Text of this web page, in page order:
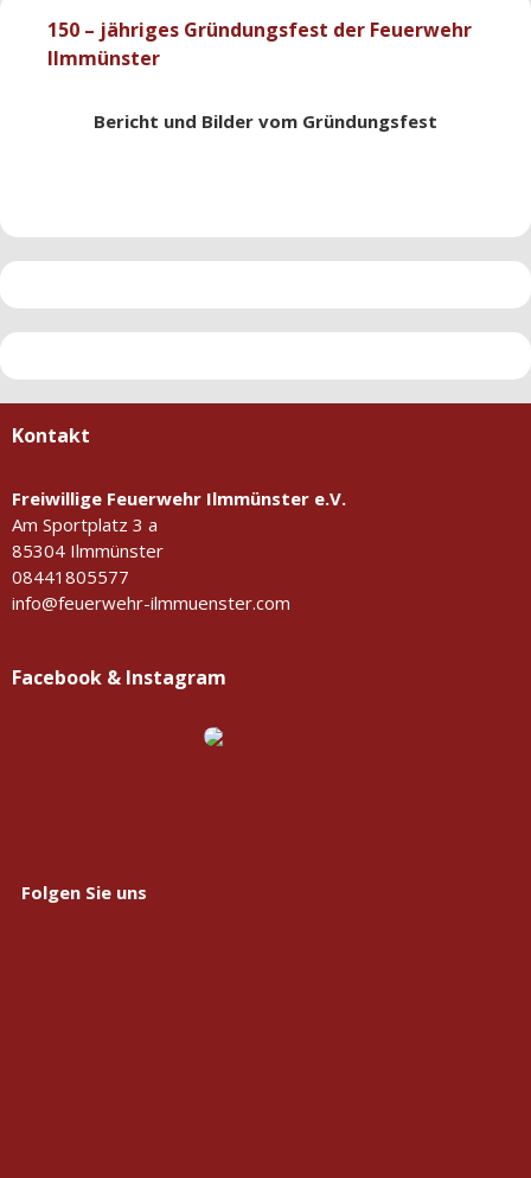
150 – jähriges Gründungsfest der Feuerwehr
Ilmmünster
Bericht und Bilder vom Gründungsfest
Kontakt
Freiwillige Feuerwehr Ilmmünster e.V.
Am Sportplatz 3 a
85304 Ilmmünster
08441805577
info@feuerwehr-ilmmuenster.com
Facebook & Instagram
Folgen Sie uns